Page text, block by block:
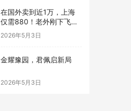
在国外卖到近1万，上海
仅需880！老外刚下飞机
就直奔这里配眼镜
2026年5月3日
金耀豫园，君佩启新局
2026年5月3日